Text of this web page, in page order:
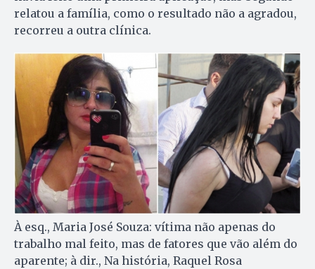
relatou a família, como o resultado não a agradou,
recorreu a outra clínica.
À esq., Maria José Souza: vítima não apenas do
trabalho mal feito, mas de fatores que vão além do
aparente; à dir., Na história, Raquel Rosa